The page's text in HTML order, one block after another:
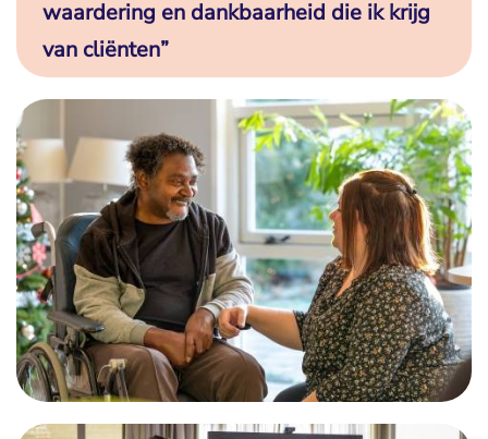
waardering en dankbaarheid die ik krijg
van cliënten”